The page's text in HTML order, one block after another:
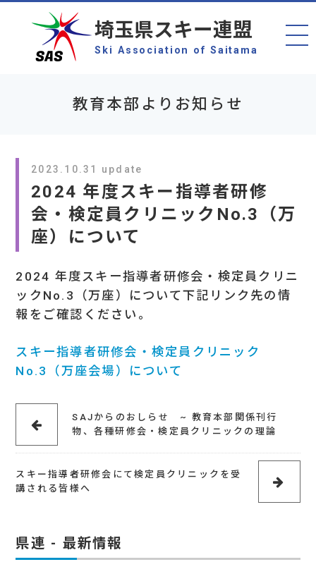
埼玉県スキー連盟
Ski Association of Saitama
教育本部よりお知らせ
2023.10.31 update
2024 年度スキー指導者研修
会・検定員クリニックNo.3（万
座）について
2024 年度スキー指導者研修会・検定員クリニ
ックNo.3（万座）について下記リンク先の情
報をご確認ください。
スキー指導者研修会・検定員クリニック
No.3（万座会場）について
SAJからのおしらせ ~ 教育本部関係刊行
物、各種研修会・検定員クリニックの理論
スキー指導者研修会にて検定員クリニックを受
講される皆様へ
県連 - 最新情報